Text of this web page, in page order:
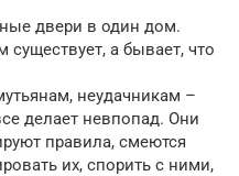
двери в один дом.
существует, а бывает, что
неудачникам –
делает невпопад. Они
правила, смеются
их, спорить с ними,